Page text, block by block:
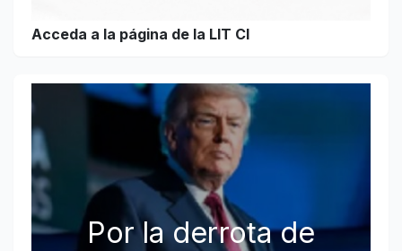
Acceda a la página de la LIT CI
Por la derrota de